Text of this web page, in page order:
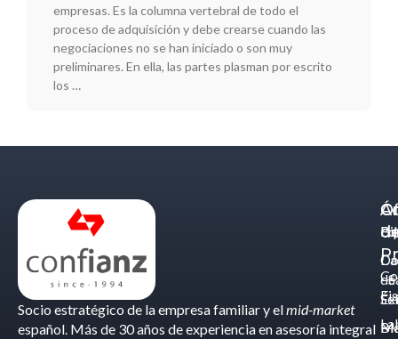
empresas. Es la columna vertebral de todo el
proceso de adquisición y debe crearse cuando las
negociaciones no se han iniciado o son muy
preliminares. En ella, las partes plasman por escrito
los …
Socio estratégico de la empresa familiar y elmid-market
español. Más de 30 años de experiencia en asesoría integral
de
-